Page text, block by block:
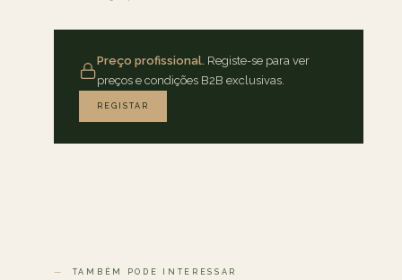
Preço profissional. Registe-se para ver
preços e condições B2B exclusivas.
REGISTAR
TAMBÉM PODE INTERESSAR